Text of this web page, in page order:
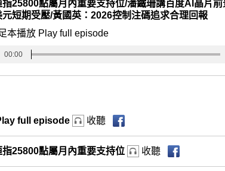
指25800點屬月內重要支持位/潘鐵珊講百度AI晶片
短期受壓/黃國英：2026控制注碼追求合理回報
本播放 Play full episode
00:00
full episode 收聽
指25800點屬月內重要支持位 收聽